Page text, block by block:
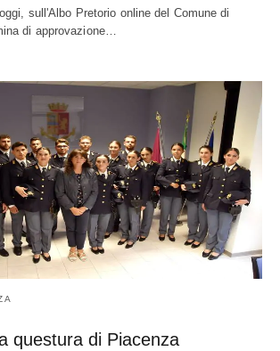
sull'Albo Pretorio online del Comune di
di approvazione…
questura di Piacenza